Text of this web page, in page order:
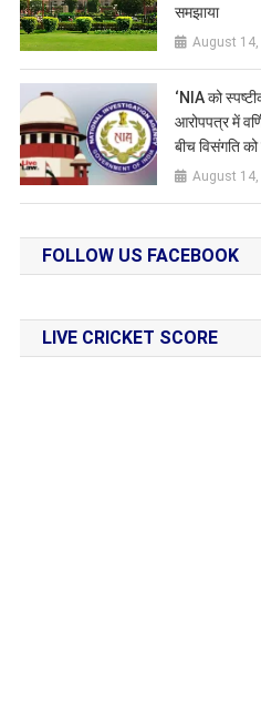
समझाया
August
‘NIA को
आरोपपत्र में
बीच विसंगति को
August
FOLLOW US FACEBOOK
LIVE CRICKET SCORE